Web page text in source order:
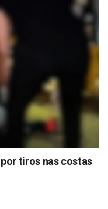
tiros nas costas